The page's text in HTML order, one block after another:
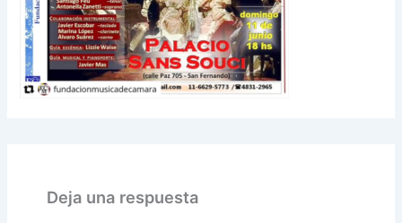
Deja una respuesta